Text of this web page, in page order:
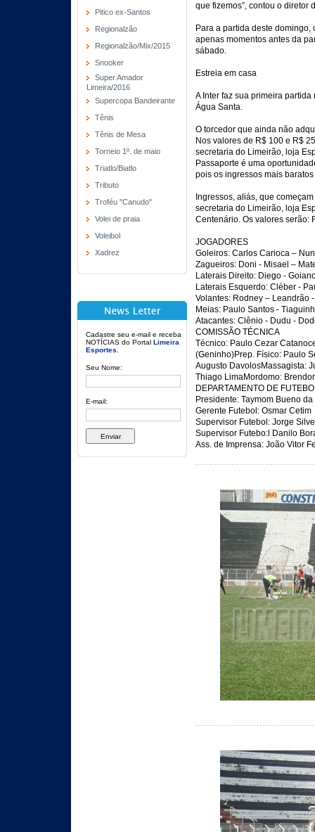
Pitico ex-Santos
Regionalzão
Regionalzão/Mix/2015
Snooker
Super Amador
Limeira/2016
Supercopa Bandeirante
Tênis
Tênis de Mesa
Torneio 1º. de maio
Triatlo/Biatlo
Tributo
Troféu "Canudo"
Volei de praia
Voleibol
Xadrez
Cadastre seu e-mail e receba
NOTÍCIAS do Portal Limeira
Esportes
Seu Nome:
E-mail:
que fizemos”, contou o diretor
Para a partida deste
apenas momentos antes da
sábado.
Estreia em casa
A Inter faz sua primeira
Água Santa.
O torcedor que ainda não
Nos valores de R$ 100 e R$
secretaria do Limeirão, loja
Passaporte é uma
pois os ingressos mais
Ingressos, aliás, que
secretaria do Limeirão, loja
Centenário. Os valores serão:
JOGADORES
Goleiros: Carlos Carioca –
Zagueiros: Doni - Misael –
Laterais Direito: Diego -
Laterais Esquerdo: Cléber -
Volantes: Rodney – Leandrão
Meias: Paulo Santos -
Atacantes: Clênio - Dudu -
COMISSÃO TÉCNICA
Técnico: Paulo Cezar
(Geninho)Prep. Físico: Paulo
Augusto DavolosMassagista:
Thiago LimaMordomo:
DEPARTAMENTO DE
Presidente: Taymom Bueno
Gerente Futebol: Osmar Cetim
Supervisor Futebol: Jorge
Supervisor Futebo:l Danilo
Ass. de Imprensa: João Vitor